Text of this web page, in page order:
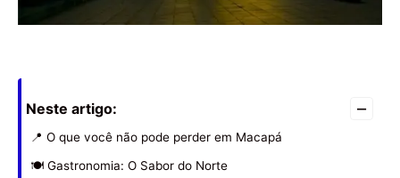
Neste artigo: –
📍 O que você não pode perder em Macapá
🍽 Gastronomia: O Sabor do Norte